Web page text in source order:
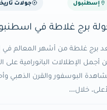
إسطنبول جولات
برج غلاطة في
برج غلطة من أشهر المعالم
أجمل الإطلالات البانورامية على
البوسفور والقرن الذهبي
خلال…